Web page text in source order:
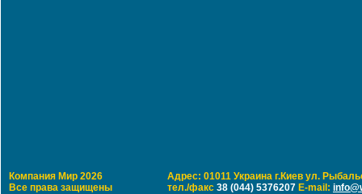
Компания Мир 2026
Все права защищены
Адрес: 01011 Украина г.Киев ул.
тел./факс 38 (044) 5376207 E-mail: